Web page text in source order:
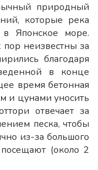
природный
которые река
Японское море.
неизвестны за
благодаря
в конце
время бетонная
и цунами уносить
отвечает за
песка, чтобы
из-за большого
посещают (около 2